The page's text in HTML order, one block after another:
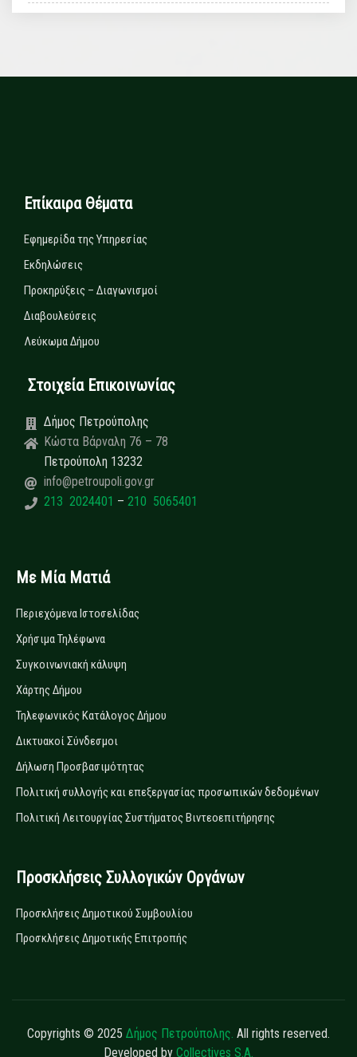
Επίκαιρα Θέματα
Εφημερίδα της Υπηρεσίας
Εκδηλώσεις
Προκηρύξεις – Διαγωνισμοί
Διαβουλεύσεις
Λεύκωμα Δήμου
Στοιχεία Επικοινωνίας
Δήμος Πετρούπολης
Κώστα Βάρναλη 76 – 78
Πετρούπολη 13232
info@petroupoli.gov.gr
213 2024401 – 210 5065401
Με Μία Ματιά
Περιεχόμενα Ιστοσελίδας
Χρήσιμα Τηλέφωνα
Συγκοινωνιακή κάλυψη
Χάρτης Δήμου
Τηλεφωνικός Κατάλογος Δήμου
Δικτυακοί Σύνδεσμοι
Δήλωση Προσβασιμότητας
Πολιτική συλλογής και επεξεργασίας προσωπικών δεδομένων
Πολιτική Λειτουργίας Συστήματος Βιντεοεπιτήρησης
Προσκλήσεις Συλλογικών Οργάνων
Προσκλήσεις Δημοτικού Συμβουλίου
Προσκλήσεις Δημοτικής Επιτροπής
Copyrights © 2025 Δήμος Πετρούπολης. All rights reserved.
Developed by Collectives S.A.